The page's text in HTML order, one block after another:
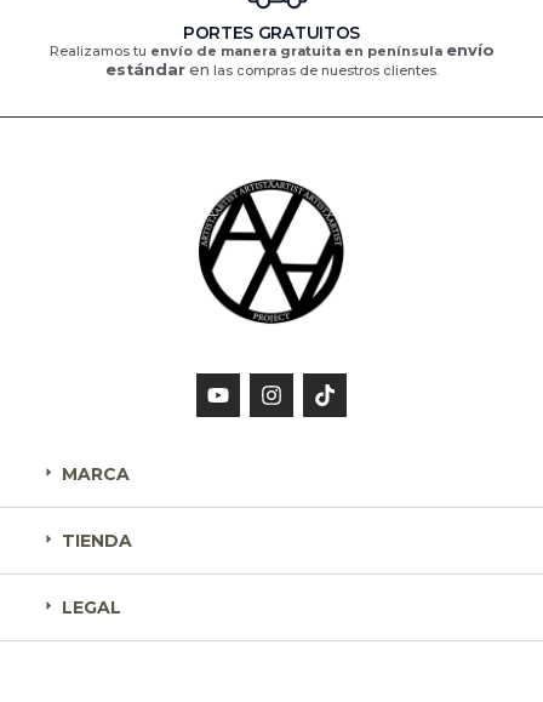
PORTES GRATUITOS
Realizamos tu envío de manera gratuita en península envío
estándaren las compras de nuestros clientes.
MARCA
TIENDA
LEGAL